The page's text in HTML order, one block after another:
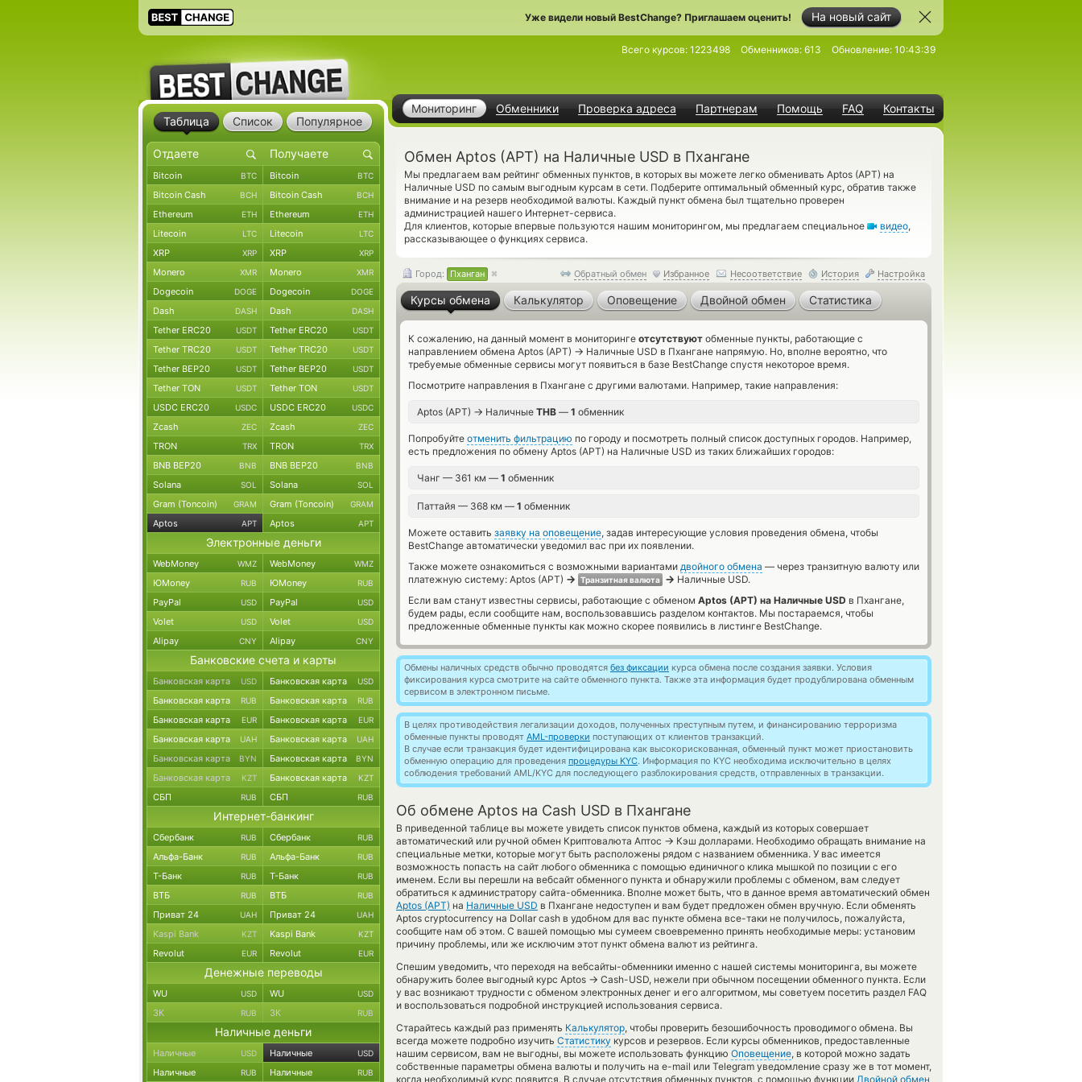
На новый сайт
Уже видели новый BestChange? Приглашаем оценить!
Мониторинг Обменники Проверка адреса Партнерам Помощь FAQ Контакты
Всего курсов: 1223498 Обменников: 613 Обновление: 10:43:39
Обмен Aptos (APT) на Наличные USD в Пхангане
Мы предлагаем вам рейтинг обменных пунктов, в которых вы можете легко обменивать Aptos (APT) на
Наличные USD по самым выгодным курсам в сети. Подберите оптимальный обменный курс, обратив также
внимание и на резерв необходимой валюты. Каждый пункт обмена был тщательно проверен
администрацией нашего Интернет-сервиса.
Для клиентов, которые впервые пользуются нашим мониторингом, мы предлагаем специальное
видео,
рассказывающее о функциях сервиса.
Обратный обмен Избранное Несоответствие История Настройка
Город: Пханган
Курсы обмена Калькулятор Оповещение Двойной обмен Статистика
К сожалению, на данный момент в мониторинге отсутствуют обменные пункты, работающие с
направлением обмена Aptos (APT) → Наличные USD в Пхангане напрямую. Но, вполне вероятно, что
требуемые обменные сервисы могут появиться в базе BestChange спустя некоторое время.
Посмотрите направления в Пхангане с другими валютами. Например, такие направления:
Aptos (APT) → Наличные THB — 1 обменник
Попробуйте отменить фильтрацию по городу и посмотреть полный список доступных городов. Например,
есть предложения по обмену Aptos (APT) на Наличные USD из таких ближайших городов:
Чанг — 361 км — 1 обменник
Паттайя — 368 км — 1 обменник
Можете оставить заявку на оповещение, задав интересующие условия проведения обмена, чтобы
BestChange автоматически уведомил вас при их появлении.
Также можете ознакомиться с возможными вариантами двойного обмена — через транзитную валюту или
платежную систему: Aptos (APT) → Транзитная валюта → Наличные USD.
Если вам станут известны сервисы, работающие с обменом Aptos (APT) на Наличные USD в Пхангане,
будем рады, если сообщите нам, воспользовавшись разделом контактов. Мы постараемся, чтобы
предложенные обменные пункты как можно скорее появились в листинге BestChange.
Обмены наличных средств обычно проводятся без фиксации курса обмена после создания заявки. Условия
фиксирования курса смотрите на сайте обменного пункта. Также эта информация будет продублирована обменным
сервисом в электронном письме.
В целях противодействия легализации доходов, полученных преступным путем, и финансированию терроризма
обменные пункты проводят AML-проверки поступающих от клиентов транзакций.
В случае если транзакция будет идентифицирована как высокорискованная, обменный пункт может приостановить
обменную операцию для проведения процедуры KYC. Информация по KYC необходима исключительно в целях
соблюдения требований AML/KYC для последующего разблокирования средств, отправленных в транзакции.
Об обмене Aptos на Cash USD в Пхангане
В приведенной таблице вы можете увидеть список пунктов обмена, каждый из которых совершает
автоматический или ручной обмен Криптовалюта Аптос → Кэш долларами. Необходимо обращать внимание на
специальные метки, которые могут быть расположены рядом с названием обменника. У вас имеется
возможность попасть на сайт любого обменника с помощью единичного клика мышкой по позиции с его
именем. Если вы перешли на вебсайт обменного пункта и обнаружили проблемы с обменом, вам следует
обратиться к администратору сайта-обменника. Вполне может быть, что в данное время автоматический обмен
Aptos (APT) на Наличные USD в Пхангане недоступен и вам будет предложен обмен вручную. Если обменять
Aptos cryptocurrency на Dollar cash в удобном для вас пункте обмена все-таки не получилось, пожалуйста,
сообщите нам об этом. С вашей помощью мы сумеем своевременно принять необходимые меры: установим
причину проблемы, или же исключим этот пункт обмена валют из рейтинга.
Спешим уведомить, что переходя на вебсайты-обменники именно с нашей системы мониторинга, вы можете
обнаружить более выгодный курс Aptos → Cash-USD, нежели при обычном посещении обменного пункта. Если
у вас возникают трудности с обменом электронных денег и его алгоритмом, мы советуем посетить раздел FAQ
и воспользоваться подробной инструкцией использования сервиса.
Старайтесь каждый раз применять Калькулятор, чтобы проверить безошибочность проводимого обмена. Вы
всегда можете подробно изучить Статистику курсов и резервов. Если курсы обменников, предоставленные
нашим сервисом, вам не выгодны, вы можете использовать функцию Оповещение, в которой можно задать
собственные параметры обмена валюты и получить на e-mail или Telegram уведомление сразу же в тот момент,
когда необходимый курс появится. В случае отсутствия обменных пунктов, с помощью функции Двойной обмен
Таблица Список Популярное
Bitcoin BTC Bitcoin BTC
Bitcoin Cash BCH Bitcoin Cash BCH
Ethereum ETH Ethereum ETH
Litecoin LTC Litecoin LTC
XRP XRP XRP XRP
Monero XMR Monero XMR
Dogecoin DOGE Dogecoin DOGE
Dash DASH Dash DASH
Tether ERC20 USDT Tether ERC20 USDT
Tether TRC20 USDT Tether TRC20 USDT
Tether BEP20 USDT Tether BEP20 USDT
Tether TON USDT Tether TON USDT
USDC ERC20 USDC USDC ERC20 USDC
Zcash ZEC Zcash ZEC
TRON TRX TRON TRX
BNB BEP20 BNB BNB BEP20 BNB
Solana SOL Solana SOL
Gram (Toncoin) GRAM Gram (Toncoin) GRAM
Aptos APT Aptos APT
Электронные деньги
WebMoney WMZ WebMoney WMZ
ЮMoney RUB ЮMoney RUB
PayPal USD PayPal USD
Volet USD Volet USD
Alipay CNY Alipay CNY
Банковские счета и карты
Банковская карта USD Банковская карта USD
Банковская карта RUB Банковская карта RUB
Банковская карта EUR Банковская карта EUR
Банковская карта UAH Банковская карта UAH
Банковская карта BYN Банковская карта BYN
Банковская карта KZT Банковская карта KZT
СБП RUB СБП RUB
Интернет-банкинг
Сбербанк RUB Сбербанк RUB
Альфа-Банк RUB Альфа-Банк RUB
Т-Банк RUB Т-Банк RUB
ВТБ RUB ВТБ RUB
Приват 24 UAH Приват 24 UAH
Kaspi Bank KZT Kaspi Bank KZT
Revolut EUR Revolut EUR
Денежные переводы
WU USD WU USD
ЗК RUB ЗК RUB
Наличные деньги
Наличные USD Наличные USD
Наличные RUB Наличные RUB